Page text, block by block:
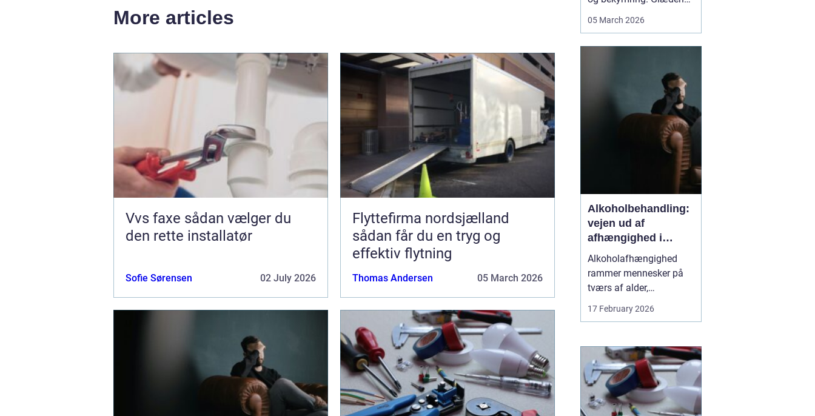
More articles
Vvs faxe sådan vælger du
den rette installatør
Sofie Sørensen 02 July 2026
Flyttefirma nordsjælland
sådan får du en tryg og
effektiv flytning
Thomas Andersen 05 March 2026
ved et nyt hjem bliver
logistik, der skal gå op.
Flyttefirma Nordsjæ...
05 March 2026
Alkoholbehandling:
vejen ud af
afhængighed i
trygge rammer
Alkoholafhængighed
rammer mennesker på
tværs af alder,
uddannelse og
baggrund. For mange
Et glas for at falde ned
efter arbejde, lidt ekstra i
weekenden, og pludselig
er alkoholen blevet en
nødve...
17 February 2026